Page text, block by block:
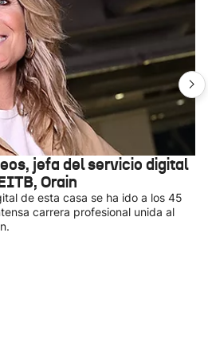
jefa del servicio digital
Orain
de esta casa se ha ido a los 45
carrera profesional unida al